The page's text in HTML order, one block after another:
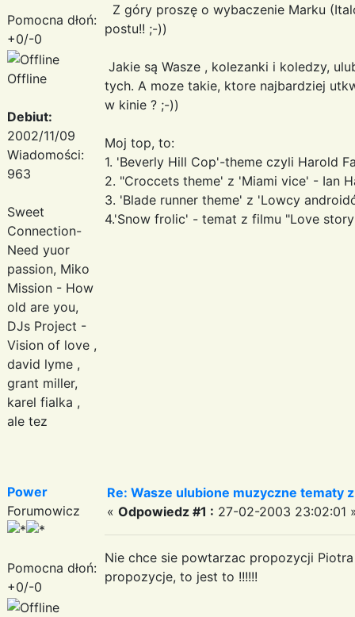
Pomocna dłoń:
+0/-0
Offline
Debiut:
2002/11/09
Wiadomości:
963
Sweet
Connection-
Need yuor
passion, Miko
Mission - How
old are you,
DJs Project -
Vision of love ,
david lyme ,
grant miller,
karel fialka ,
ale tez
Z góry proszę o wybaczenie Marku
postu!! ;-))
Jakie są Wasze , kolezanki i koledzy,
tych. A moze takie, ktore najbardziej
w kinie ? ;-))
Moj top, to:
1. 'Beverly Hill Cop'-theme czyli Harold
2. "Croccets theme' z 'Miami vice' - Ian
3. 'Blade runner theme' z 'Lowcy
4.'Snow frolic' - temat z filmu "Love
Power
Forumowicz
Pomocna dłoń:
+0/-0
Re: Wasze ulubione muzyczne tematy
« Odpowiedz #1 : 27-02-2003 23:02:01
Nie chce sie powtarzac propozycji
propozycje, to jest to !!!!!!